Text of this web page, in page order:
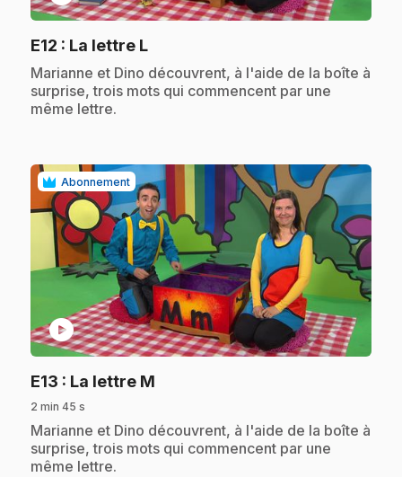
E12 : La lettre L.
.Marianne et Dino découvrent, à l'aide de la boîte à
surprise, trois mots qui commencent par une
même lettre.
Abonnement
play_circle
E13 : La lettre M
2 min 45 s
.Marianne et Dino découvrent, à l'aide de la boîte à
surprise, trois mots qui commencent par une
même lettre.